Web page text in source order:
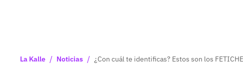
La Kalle / Noticias / ¿Con cuál te identificas? Estos son los